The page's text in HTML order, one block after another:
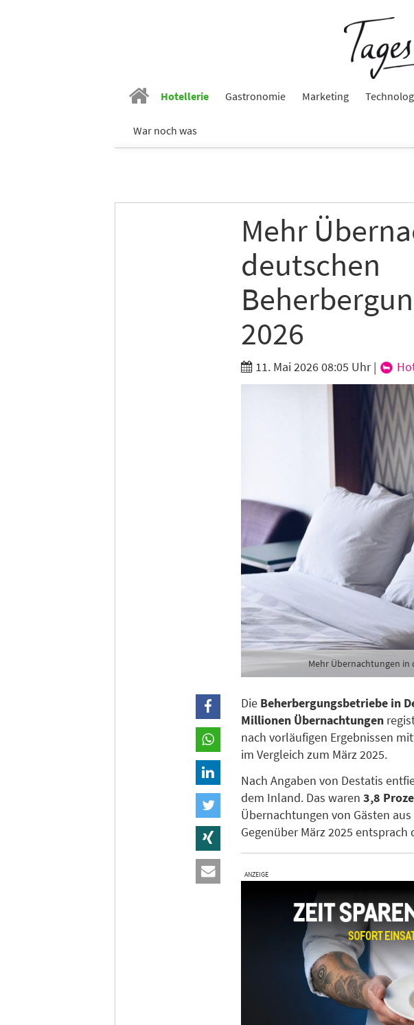
Hotellerie Gastronomie Marketing
War noch was
Mehr
deutschen
2026
11. Mai 2026 08:05 Uhr|
Mehr Übernachtungen in
Die Beherbergungsbetriebe in
Millionen Übernachtungen
nach vorläufigen Ergebnissen
im Vergleich zum März 2025.
Nach Angaben von Destatis
dem Inland. Das waren 3,8
Übernachtungen von Gästen
Gegenüber März 2025 entsprach
ANZEIGE